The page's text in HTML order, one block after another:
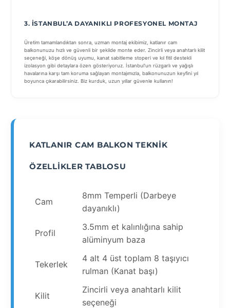
3. İSTANBUL’A DAYANIKLI PROFESYONEL MONTAJ
Üretim tamamlandıktan sonra, uzman montaj ekibimiz, katlanır cam
balkonunuzu hızlı ve güvenli bir şekilde monte eder. Zincirli veya anahtarlı kilit
seçeneği, köşe dönüş uyumu, kanat sabitleme stoperi ve kıl fitil destekli
izolasyon gibi detaylara özen gösteriyoruz. İstanbul’un rüzgarlı ve yağışlı
havalarına karşı tam koruma sağlayan montajımızla, balkonunuzun keyfini yıl
boyunca çıkarabilirsiniz. Biz kurduk, uzun yıllar güvenle kullanın!
KATLANIR CAM BALKON TEKNIK
ÖZELLIKLER TABLOSU
Cam
8mm Temperli (Darbeye
dayanıklı)
Profil
3.5mm et kalınlığına sahip
alüminyum baza
Tekerlek
4 alt 4 üst toplam 8 taşıyıcı
rulman (Kanat başı)
Kilit
Zincirli veya anahtarlı kilit
seçeneği